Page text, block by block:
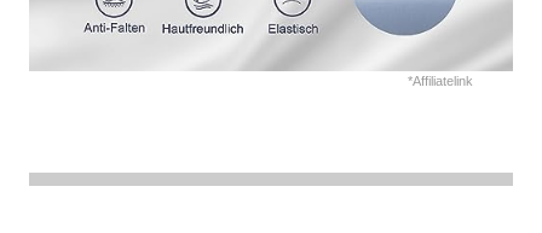
*Affiliatelink